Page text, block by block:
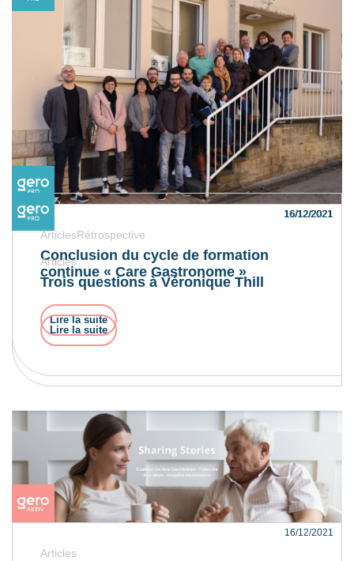
16/12/2021
Articles
Plötzlich Chef...
Lire la suite
16/12/2021
ArticlesRétrospective
Conclusion du cycle de formation
continue « Care Gastronome »
Lire la suite
16/12/2021
Articles
Trois questions à Véronique Thill
Lire la suite
16/12/2021
Articles